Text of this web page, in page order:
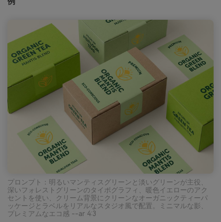
プロンプト：明るいマンティスグリーンと淡いグリーンが主役、
深いフォレストグリーンのタイポグラフィ、暖色イエローのアク
セントを使い、クリーム背景にクリーンなオーガニックティーパ
ッケージとラベルをリアルなスタジオ風で配置。ミニマルな影、
プレミアムなエコ感 --ar 4:3